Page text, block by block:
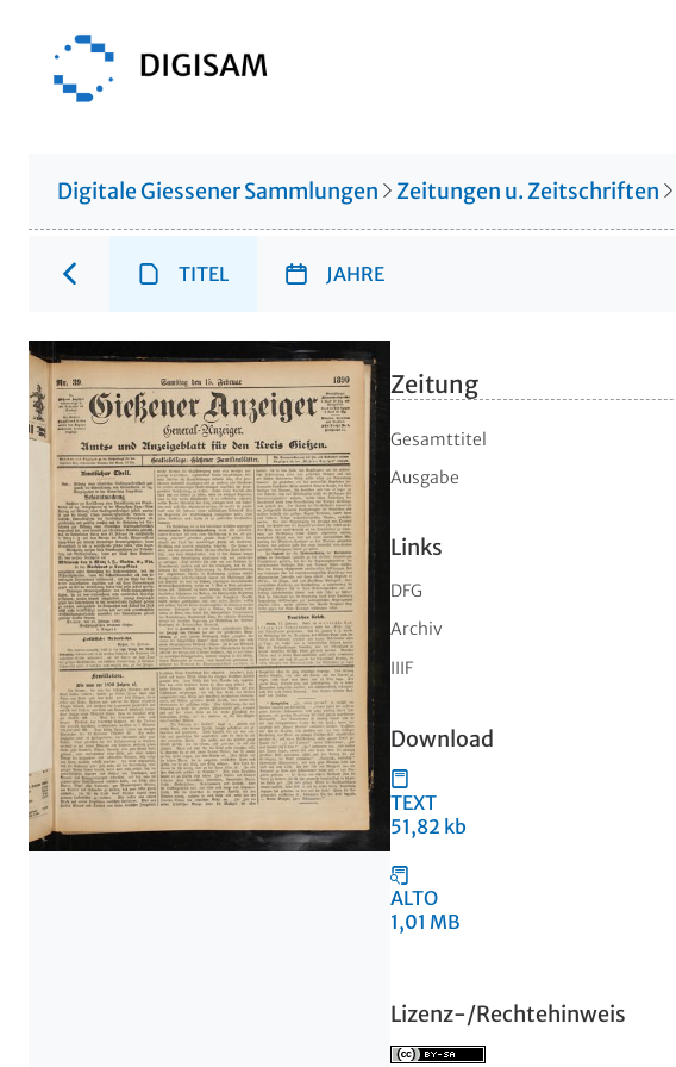
Digitale Giessener Sammlungen Zeitungen u. Zeitschriften
TITEL JAHRE
Zeitung
Gesamttitel
Ausgabe
Links
DFG
Archiv
IIIF
Download
TEXT
51,82 kb
ALTO
1,01 MB
Lizenz-/Rechtehinweis